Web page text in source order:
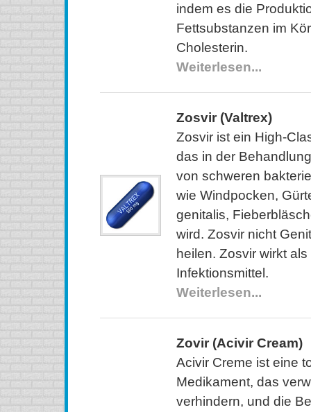
indem es die
Fettsubstanzen im
Cholesterin.
Weiterlesen...
Zosvir (Valtrex)
Zosvir ist ein High-
das in der
von schweren
wie Windpocken,
genitalis,
wird. Zosvir nicht
heilen. Zosvir wirkt als
Infektionsmittel.
Weiterlesen...
Zovir (Acivir Cream)
Acivir Creme ist eine
Medikament, das
verhindern, und die